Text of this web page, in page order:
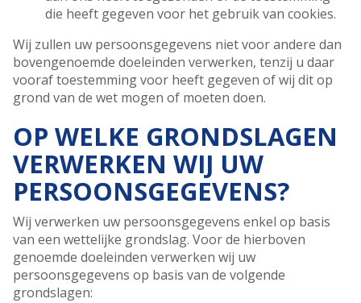
die heeft gegeven voor het gebruik van cookies.
Wij zullen uw persoonsgegevens niet voor andere dan
bovengenoemde doeleinden verwerken, tenzij u daar
vooraf toestemming voor heeft gegeven of wij dit op
grond van de wet mogen of moeten doen.
OP WELKE GRONDSLAGEN
VERWERKEN WIJ UW
PERSOONSGEGEVENS?
Wij verwerken uw persoonsgegevens enkel op basis
van een wettelijke grondslag. Voor de hierboven
genoemde doeleinden verwerken wij uw
persoonsgegevens op basis van de volgende
grondslagen: